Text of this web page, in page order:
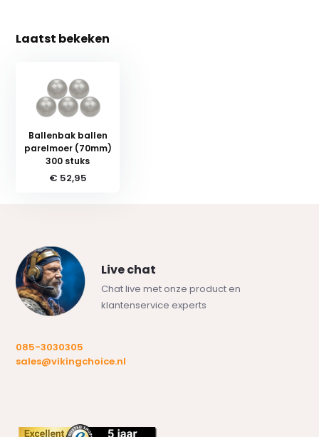
Laatst bekeken
Ballenbak ballen
parelmoer (70mm)
300 stuks
€ 52,95
Live chat
Chat live met onze product en
klantenservice experts
085-3030305
sales@vikingchoice.nl